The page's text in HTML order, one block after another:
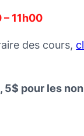
11h00
des cours,
5$ pour les